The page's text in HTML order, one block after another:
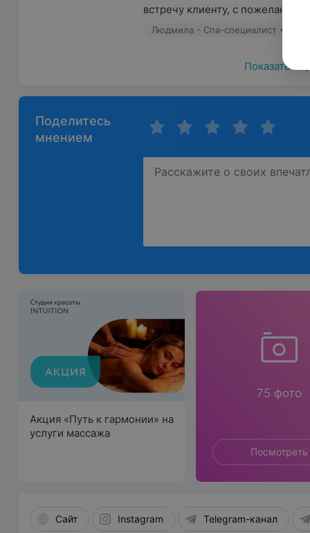
встречу клиенту, с
Людмила - Спа-специалист •
Показать ещё
Поделитесь
мнением
Акция «Путь к гармонии» на
услуги массажа
75 фото
Посмотреть
Сайт Instagram Telegram-канал